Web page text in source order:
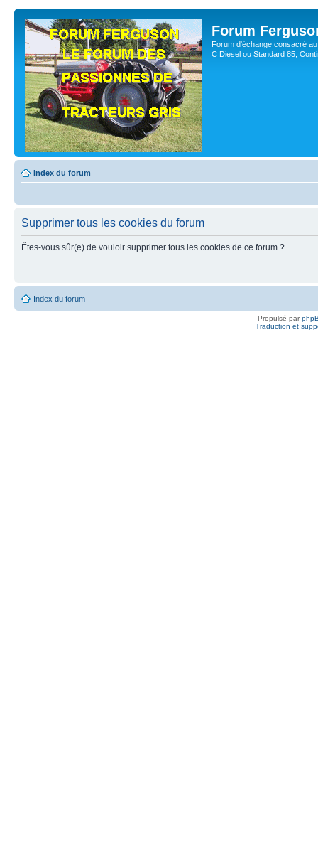
Forum
Forum d'échange consacré
C Diesel ou Standard 85,
Index du forum
Supprimer tous les cookies du forum
Êtes-vous sûr(e) de vouloir supprimer tous les cookies de ce forum ?
Index du forum
Propulsé par
Traduction et